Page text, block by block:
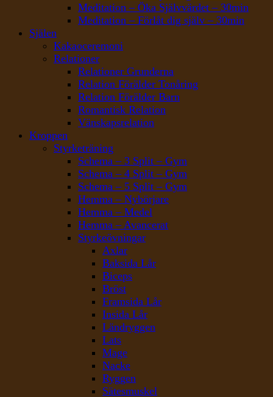
Meditation – Öka Självvärdet – 30min
Meditation – Förlåt dig själv – 30min
Själen
Kakaoceremoni
Relationer
Relationer Grunderna
Relation Förälder Tonåring
Relation Förälder Barn
Romantisk Relation
Vänskapsrelation
Kroppen
Styrketräning
Schema – 3 Split – Gym
Schema – 4 Split – Gym
Schema – 5 Split – Gym
Hemma – Nybörjare
Hemma – Medel
Hemma – Avancerat
Styrkeövningar
Axlar
Baksida Lår
Biceps
Bröst
Framsida Lår
Insida Lår
Ländryggen
Lats
Mage
Nacke
Ryggen
Sätesmuskel